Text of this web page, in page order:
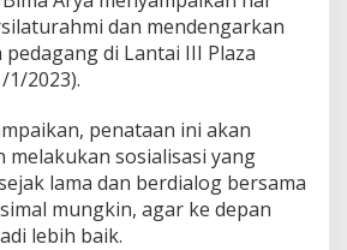
dan mendengarkan
di Lantai III Plaza
1/2023).
penataan ini akan
melakukan sosialisasi yang
lama dan berdialog bersama
mungkin, agar ke depan
lebih baik.